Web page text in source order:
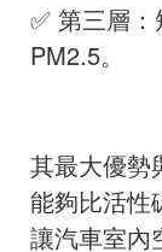
✅ 第三層
PM2.5。
其最大優勢
能夠比活性
讓汽車室內